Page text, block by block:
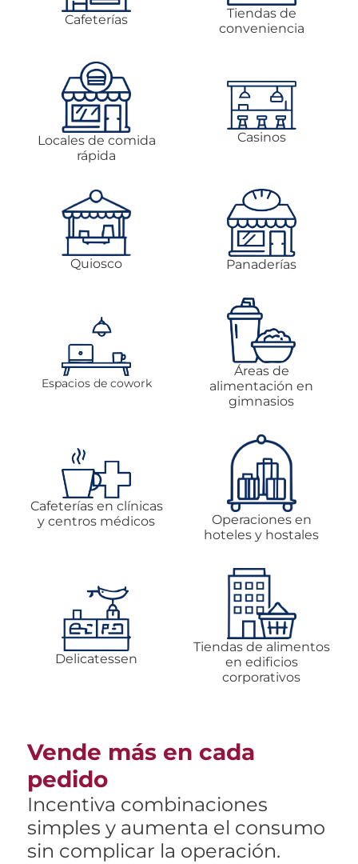
Cafeterías
Tiendas de
conveniencia
Locales de comida
rápida
Casinos
Quiosco Panaderías
Espacios de cowork
Áreas de
alimentación en
gimnasios
Cafeterías en clínicas
y centros médicos
Operaciones en
hoteles y hostales
Delicatessen
Tiendas de alimentos
en edificios
corporativos
Vende más en cada
pedido
Incentiva combinaciones
simples y aumenta el consumo
sin complicar la operación.